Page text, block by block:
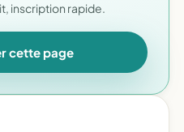
inscription rapide.
cette page